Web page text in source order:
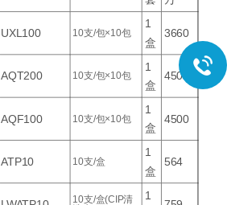
UXL100 10支/包×10包
1
盒
3660
AQT200 10支/包×10包
1
盒
4500
AQF100 10支/包×10包
1
盒
4500
ATP10 10支/盒
1
盒
564
10支/盒(CIP清
1